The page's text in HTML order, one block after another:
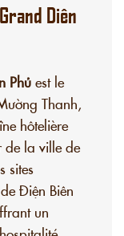
Diên
Phủ est le
Thanh,
hôtelière
de la ville de
sites
Điện Biên
un